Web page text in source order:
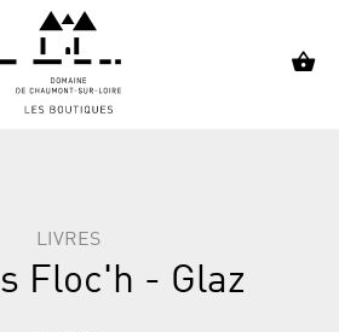
PRINCIPAL
LIVRES
Floc'h - Glaz